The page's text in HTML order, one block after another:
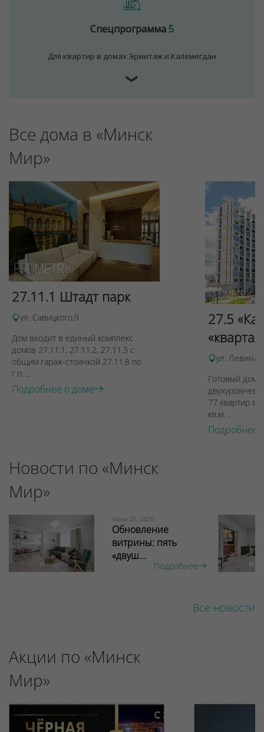
Спецпрограмма5
Для квартир в домах Эрмитаж и Калемегдан
❯
Все дома в «Минск
Мир»
27.11.1 Штадт парк
ул. Савицкого,9
Дом входит в единый комплекс
домов 27.11.1, 27.11.2, 27.11.3 с
общим гараж-стоянкой 27.11.8 по
г.п. ...
Подробнее о доме
27.5
ул. Левина,
Готовый дом
77 квартир
кв.м. ...
Подробнее
Новости по «Минск
Мир»
Июнь 26, 2026
Обновление
витрины: пять
«двуш...
Подробнее
Все новости
Акции по «Минск
Мир»
используются cookies